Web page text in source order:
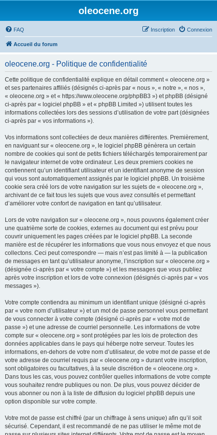
oleocene.org
FAQ Connexion
Inscription
Accueil du forum
oleocene.org - Politique de confidentialité
Cette politique de confidentialité explique en détail comment « oleocene.org »
et ses partenaires affiliés (désignés ci-après par « nous », « notre », « nos »,
« oleocene.org » et « https://www.oleocene.org/phpBB3 ») et phpBB (désigné
ci-après par « logiciel phpBB » et « phpBB Limited ») utilisent toutes les
informations collectées lors des sessions d’utilisation de votre part (désignées
ci-après par « vos informations »).
Vos informations sont collectées de deux manières différentes. Premièrement,
en naviguant sur « oleocene.org », le logiciel phpBB génèrera un certain
nombre de cookies qui sont de petits fichiers téléchargés temporairement par
le navigateur internet de votre ordinateur. Les deux premiers cookies ne
contiennent qu’un identifiant utilisateur et un identifiant anonyme de session
qui vous sont automatiquement assignés par le logiciel phpBB. Un troisième
cookie sera créé lors de votre navigation sur les sujets de « oleocene.org »,
archivant de ce fait tous les sujets que vous avez consultés et permettant
d’améliorer votre confort de navigation en tant qu’utilisateur.
Lors de votre navigation sur « oleocene.org », nous pouvons également créer
une quatrième sorte de cookies, externes au document qui est prévu pour
couvrir uniquement les pages créées par le logiciel phpBB. La seconde
manière est de récupérer les informations que vous nous envoyez et que nous
collectons. Ceci peut correspondre — mais n’est pas limité à — la publication
de messages en tant qu’utilisateur anonyme, l’inscription sur « oleocene.org »
(désignée ci-après par « votre compte ») et les messages que vous publiez
après votre inscription et lors de votre connexion (désignés ci-après par « vos
messages »).
Votre compte contiendra au minimum un identifiant unique (désigné ci-après
par « votre nom d’utilisateur ») et un mot de passe personnel vous permettant
de vous connecter à votre compte (désigné ci-après par « votre mot de
passe ») et une adresse de courriel personnelle. Les informations de votre
compte sur « oleocene.org » sont protégées par les lois de protection des
données applicables dans le pays qui héberge notre serveur. Toutes les
informations, en-dehors de votre nom d’utilisateur, de votre mot de passe et de
votre adresse de courriel requis par « oleocene.org » durant votre inscription,
sont obligatoires ou facultatives, à la seule discrétion de « oleocene.org ».
Dans tous les cas, vous pouvez contrôler quelles informations de votre compte
vous souhaitez rendre publiques ou non. De plus, vous pouvez décider de
vous abonner ou non à la liste de diffusion du logiciel phpBB depuis une
option disponible sur votre compte.
Votre mot de passe est chiffré (par un chiffrage à sens unique) afin qu’il soit
sécurisé. Cependant, il est recommandé de ne pas utiliser le même mot de